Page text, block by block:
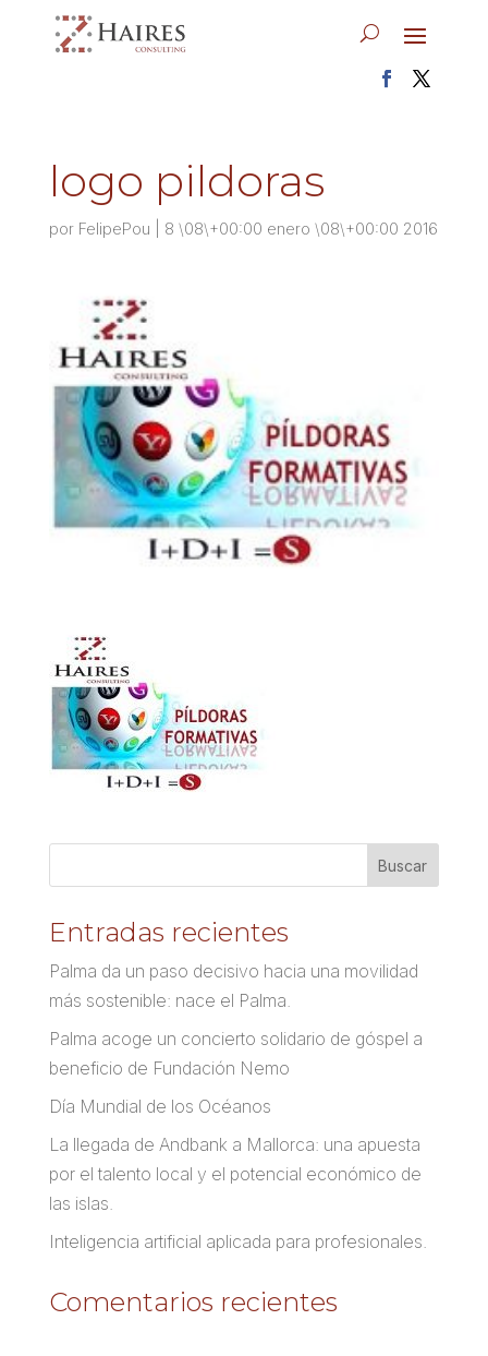
logo pildoras
por FelipePou 8 \08\+00:00 enero \08\+00:00 2016
Entradas recientes
Palma da un paso decisivo hacia una movilidad
más sostenible: nace el Palma.
Palma acoge un concierto solidario de góspel a
beneficio de Fundación Nemo
Día Mundial de los Océanos
La llegada de Andbank a Mallorca: una apuesta
por el talento local y el potencial económico de
las islas.
Inteligencia artificial aplicada para profesionales.
Comentarios recientes